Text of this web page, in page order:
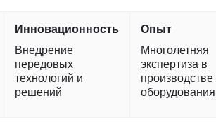
Инновационность
Внедрение
передовых
технологий и
решений
Опыт
Многолетняя
экспертиза в
производстве
оборудования